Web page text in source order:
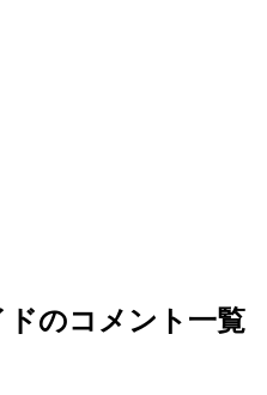
のコメント一覧